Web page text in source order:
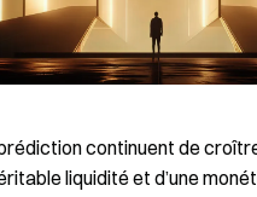
continuent de
liquidité et d’une